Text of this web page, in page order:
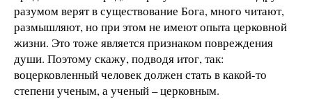
разумом верят в существование Бога, много читают,
размышляют, но при этом не имеют опыта церковной
жизни. Это тоже является признаком повреждения
души. Поэтому скажу, подводя итог, так:
воцерковленный человек должен стать в какой-то
степени ученым, а ученый – церковным.